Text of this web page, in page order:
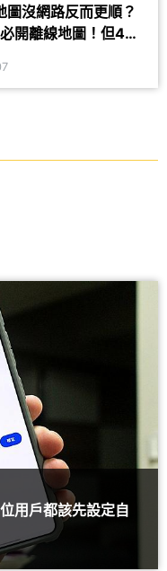
沒網路反而更順？
開離線地圖！但4項
用戶都該先設定自